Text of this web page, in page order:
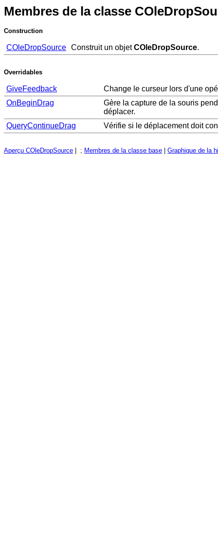
Membres de la classe
Construction
COleDropSource Construit un objetCOleDropSource.
Overridables
GiveFeedback
Change le curseur lors d'une
OnBeginDrag
Gère la capture de la souris
déplacer.
QueryContinueDrag
Vérifie si le déplacement doit
Aperçu COleDropSource | ; Membres de la classe base Graphique de la